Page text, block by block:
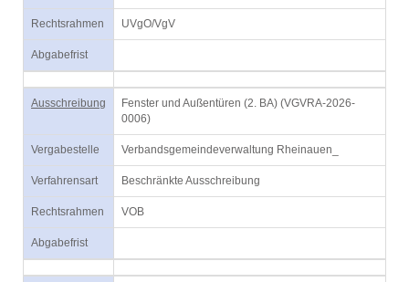
Rechtsrahmen UVgO/VgV
Abgabefrist
Ausschreibung
Fenster und Außentüren (2. BA) (VGVRA-2026-
0006)
Vergabestelle Verbandsgemeindeverwaltung Rheinauen_
Verfahrensart Beschränkte Ausschreibung
Rechtsrahmen VOB
Abgabefrist